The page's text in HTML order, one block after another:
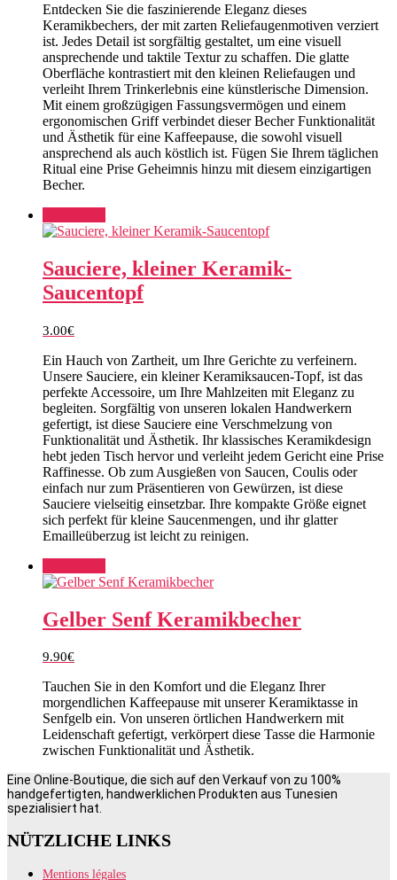
Entdecken Sie die faszinierende Eleganz dieses
Keramikbechers, der mit zarten Reliefaugenmotiven verziert
ist. Jedes Detail ist sorgfältig gestaltet, um eine visuell
ansprechende und taktile Textur zu schaffen. Die glatte
Oberfläche kontrastiert mit den kleinen Reliefaugen und
verleiht Ihrem Trinkerlebnis eine künstlerische Dimension.
Mit einem großzügigen Fassungsvermögen und einem
ergonomischen Griff verbindet dieser Becher Funktionalität
und Ästhetik für eine Kaffeepause, die sowohl visuell
ansprechend als auch köstlich ist. Fügen Sie Ihrem täglichen
Ritual eine Prise Geheimnis hinzu mit diesem einzigartigen
Becher.
Sauciere, kleiner Keramik-
Saucentopf
3.00€
Ein Hauch von Zartheit, um Ihre Gerichte zu verfeinern.
Unsere Sauciere, ein kleiner Keramiksaucen-Topf, ist das
perfekte Accessoire, um Ihre Mahlzeiten mit Eleganz zu
begleiten. Sorgfältig von unseren lokalen Handwerkern
gefertigt, ist diese Sauciere eine Verschmelzung von
Funktionalität und Ästhetik. Ihr klassisches Keramikdesign
hebt jeden Tisch hervor und verleiht jedem Gericht eine Prise
Raffinesse. Ob zum Ausgießen von Saucen, Coulis oder
einfach nur zum Präsentieren von Gewürzen, ist diese
Sauciere vielseitig einsetzbar. Ihre kompakte Größe eignet
sich perfekt für kleine Saucenmengen, und ihr glatter
Emailleüberzug ist leicht zu reinigen.
Gelber Senf Keramikbecher
9.90€
Tauchen Sie in den Komfort und die Eleganz Ihrer
morgendlichen Kaffeepause mit unserer Keramiktasse in
Senfgelb ein. Von unseren örtlichen Handwerkern mit
Leidenschaft gefertigt, verkörpert diese Tasse die Harmonie
zwischen Funktionalität und Ästhetik.
Eine Online-Boutique, die sich auf den Verkauf von zu 100%
handgefertigten, handwerklichen Produkten aus Tunesien
spezialisiert hat.
NÜTZLICHE LINKS
Mentions légales